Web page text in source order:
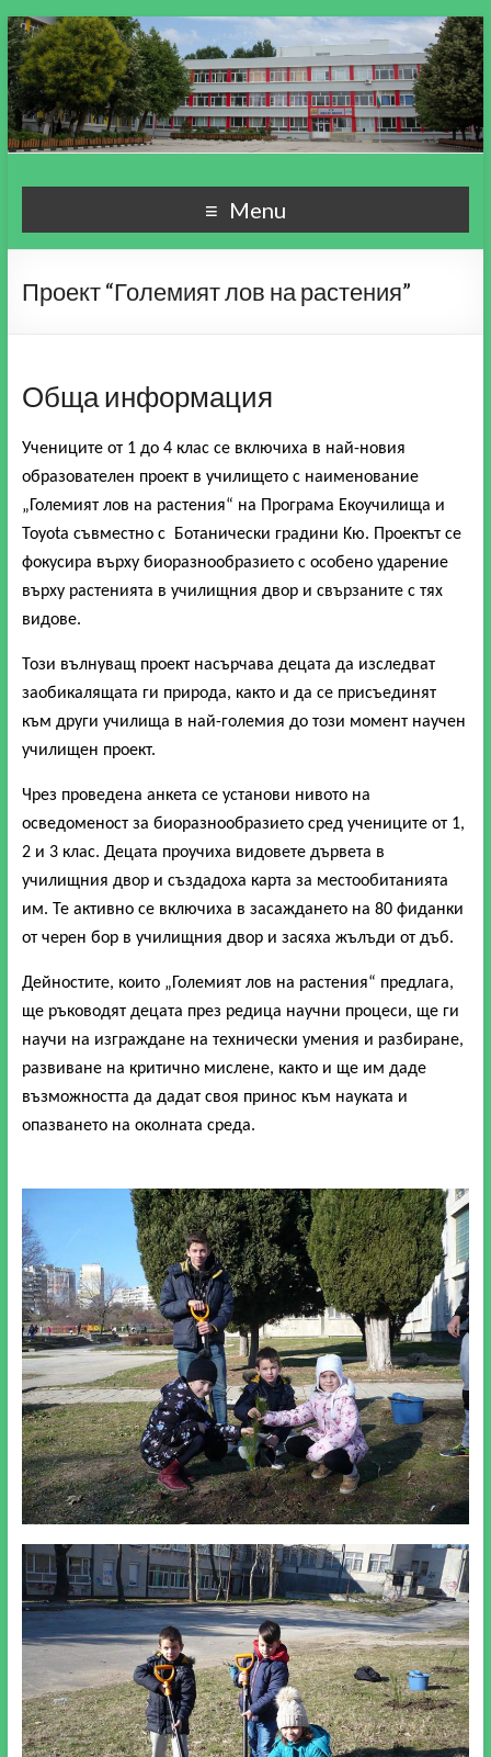
СУ "Пейо Кр. Яворов"
гр. Варна
Училище, мой свят чудесен!
Menu
Проект “Големият лов на растения”
Обща информация
Учениците от 1 до 4 клас се включиха в най-новия
образователен проект в училището с наименование
„Големият лов на растения“ на Програма Екоучилища и
Toyota съвместно с
Ботанически градини Kю. Проектът се
фокусира върху биоразнообразието с особено ударение
върху растенията в училищния двор и свързаните с тях
видове.
Този вълнуващ проект насърчава децата да изследват
заобикалящата ги природа, както и да се присъединят
към други училища в най-големия до този момент научен
училищен проект.
Чрез проведена анкета се установи нивото на
осведоменост за биоразнообразието сред учениците от 1,
2 и 3 клас. Децата проучиха видовете дървета в
училищния двор и създадоха карта за местообитанията
им. Те активно се включиха в засаждането на 80 фиданки
от черен бор в училищния двор и засяха жълъди от дъб.
Дейностите, които „Големият лов на растения“ предлага,
ще ръководят децата през редица научни процеси, ще ги
научи на изграждане на технически умения и разбиране,
развиване на критично мислене, както и ще им даде
възможността да дадат своя принос към науката и
опазването на околната среда.